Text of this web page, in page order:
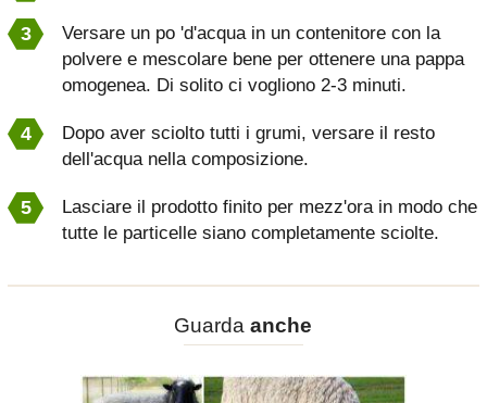
Versare un po 'd'acqua in un contenitore con la
polvere e mescolare bene per ottenere una pappa
omogenea. Di solito ci vogliono 2-3 minuti.
Dopo aver sciolto tutti i grumi, versare il resto
dell'acqua nella composizione.
Lasciare il prodotto finito per mezz'ora in modo che
tutte le particelle siano completamente sciolte.
Guardaanche